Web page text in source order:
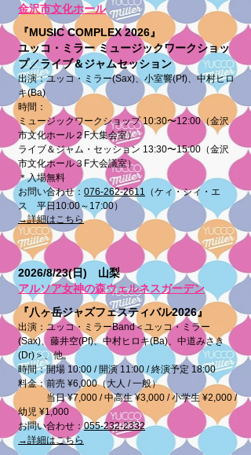
金沢市文化ホール
『MUSIC COMPLEX 2026』
ユッコ・ミラーミュージックワークショッ
プ／ライブ＆ジャムセッション
出演：ユッコ・ミラー(Sax)、小室響(Pf)、中村ヒロ
キ(Ba)
時間：
ミュージックワークショップ 10:30〜12:00（金沢
市文化ホール２F大集会室）
ライブ＆ジャム・セッション 13:30〜15:00（金沢
市文化ホール３F大会議室）
＊入場無料
​お問い合わせ： 076-262-2611 （ケィ・シィ・エ
ス 平日10:00～17:00）
→詳細はこちら
2026/8/23(日) 山梨
アルソア女神の森ウェルネスガーデン
『八ヶ岳ジャズフェスティバル2026』
出演：ユッコ・ミラーBand＜ユッコ・ミラー
(Sax)、藤井空(Pf)、中村ヒロキ(Ba)、中道みさき
(Dr)＞、他。
時間：開場 10:00 / 開演 11:00 / 終演予定 18:00
料金：前売 ¥6,000（大人 / 一般）
当日 ¥7,000 / 中高生 ¥3,000 / 小学生 ¥2,000 /
幼児 ¥1,000
​お問い合わせ：055-232-2332
​→詳細はこちら